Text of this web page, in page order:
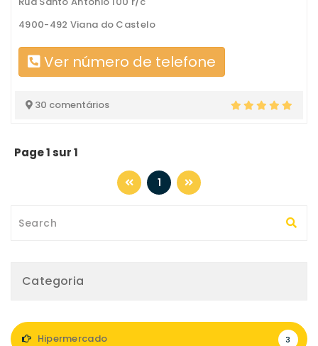
4900-492 Viana do Castelo
Ver número de telefone
30 comentários
Page 1 sur 1
1
Categoria
Hipermercado 3